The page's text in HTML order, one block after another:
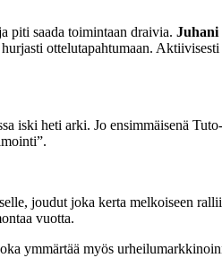
piti saada toimintaan draivia. Juhani
ottelutapahtumaan.
iski heti arki. Jo ensimmäisenä
joudut joka kerta melkoiseen
vuotta.
ymmärtää myös